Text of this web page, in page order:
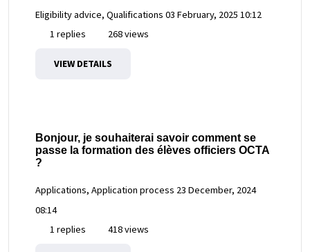
Eligibility advice, Qualifications 03 February, 2025 10:12
1 replies
268 views
VIEW DETAILS
Bonjour, je souhaiterai savoir comment se
passe la formation des élèves officiers OCTA
?
Applications, Application process 23 December, 2024
08:14
1 replies
418 views